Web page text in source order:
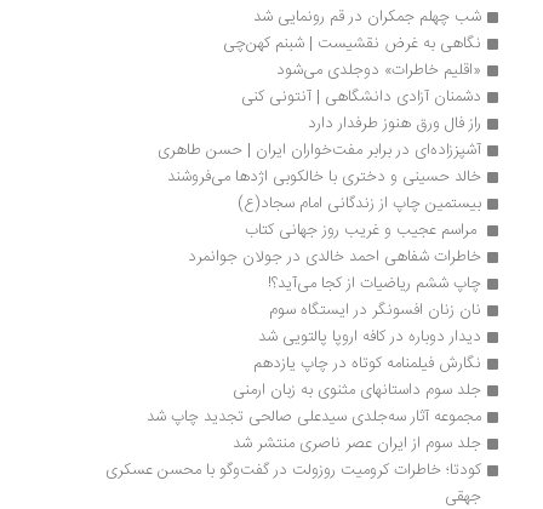
شب چهلم جمکران در قم رونمایی شد
نگاهی به غرض نقشیست | شبنم کهن‌چی
«اقلیم خاطرات» دوجلدی می‌شود
دشمنان آزادی دانشگاهی | آنتونی كنی
راز فال ورق هنوز طرفدار دارد
آشپز‌زاده‌‌ای در برابر مفت‌خواران ايران | حسن طاهری
خالد حسینی و دختری با خالکوبی اژدها می‌فروشند
بیستمین چاپ از زندگانی امام سجاد(ع)
مراسم عجیب و غریب روز جهانی کتاب
خاطرات شفاهی احمد خالدی در جولان جوانمرد
چاپ ششم ریاضیات از کجا می‌آید؟!
نان زنان افسونگر در ایستگاه سوم
دیدار دوباره در کافه اروپا پالتویی شد
نگارش فیلمنامه کوتاه در چاپ یازدهم
جلد سوم داستانهای مثنوی به زبان ارمنی
مجموعه آثار سه‌جلدی سیدعلی صالحی تجدید چاپ شد
جلد سوم از ایران عصر ناصری منتشر شد
کودتا؛ خاطرات کرومیت روزولت در گفت‌وگو با محسن عسکری